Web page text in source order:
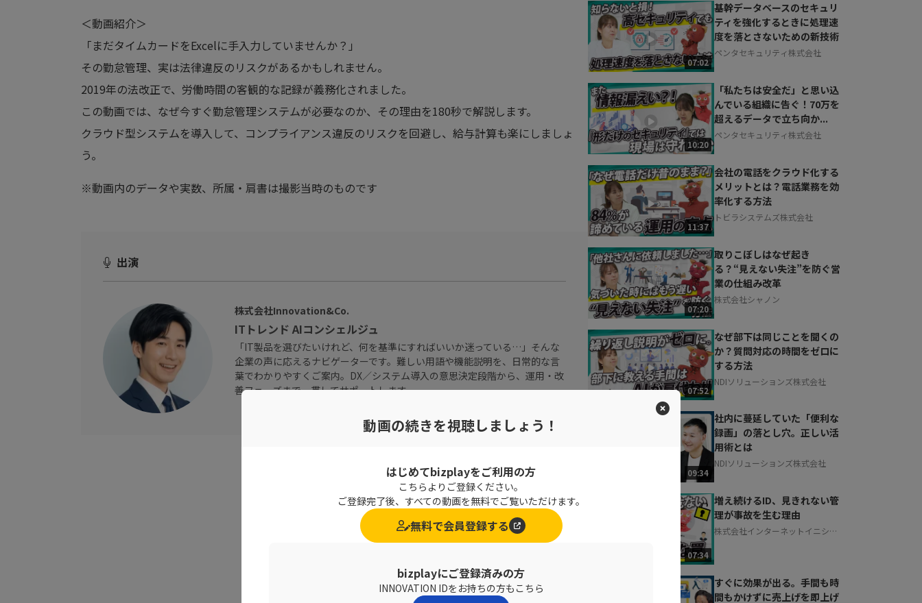
＜動画紹介＞
「まだタイムカードをExcelに手入力していませんか？」
その勤怠管理、実は法律違反のリスクがあるかもしれません。
2019年の法改正で、労働時間の客観的な記録が義務化されました。
この動画では、なぜ今すぐ勤怠管理システムが必要なのか、その理由を180秒で解説します。
クラウド型システムを導入して、コンプライアンス違反のリスクを回避し、給与計算も楽にしましょ
う。
※動画内のデータや実数、所属・肩書は撮影当時のものです
出演
株式会社Innovation&Co.
ITトレンド AIコンシェルジュ
「IT製品を選びたいけれど、何を基準にすればいいか迷っている…」そんな
企業の声に応えるナビゲーターです。難しい用語や機能説明を、日常的な言
葉でわかりやすくご案内。DX／システム導入の意思決定段階から、運用・改
善フェーズまで一貫してサポートします。
07:02
基幹データベースのセキュリ
ティを強化するときに処理速
度を落とさないための新技術
ペンタセキュリティ株式会社
10:20
「私たちは安全だ」と思い込
んでいる組織に告ぐ！70万を
超えるデータで立ち向か...
ペンタセキュリティ株式会社
11:37
会社の電話をクラウド化する
メリットとは？電話業務を効
率化する方法
トビラシステムズ株式会社
07:20
取りこぼしはなぜ起き
る？“見えない失注”を防ぐ営
業の仕組み改革
株式会社シャノン
07:52
なぜ部下は同じことを聞くの
か？質問対応の時間をゼロに
する方法
NDIソリューションズ株式会社
09:34
社内に蔓延していた「便利な
録画」の落とし穴。正しい活
用術とは
NDIソリューションズ株式会社
07:34
増え続けるID、見きれない管
理が事故を生む理由
株式会社インターネットイニシア
すぐに効果が出る。手間も時
間もかけずに売上げを即上げ
動画の続きを視聴しましょう！
はじめてbizplayをご利用の方
こちらよりご登録ください。
ご登録完了後、すべての動画を無料でご覧いただけます。
無料で会員登録する
bizplayにご登録済みの方
INNOVATION IDをお持ちの方もこちら